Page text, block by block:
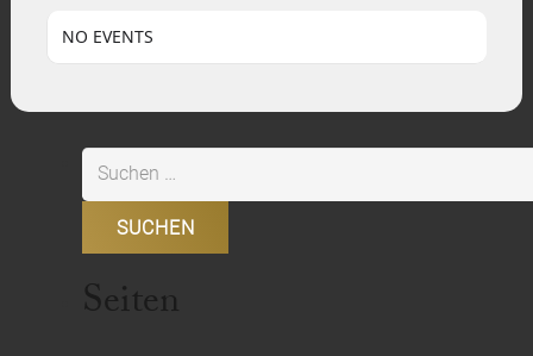
NO EVENTS
Suchen
nach:
Seiten